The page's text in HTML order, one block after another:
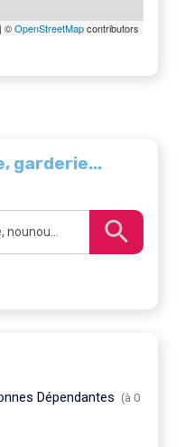
| ©OpenStreetMapcontributors
garderie...
Dépendantes (à 0